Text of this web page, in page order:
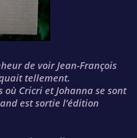
de voir Jean-François
tellement.
Cricri et Johanna se sont
est sortie l’édition